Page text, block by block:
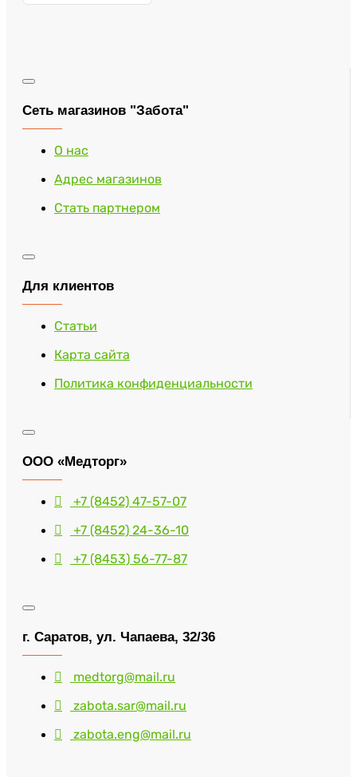
Сеть магазинов "Забота"
О нас
Адрес магазинов
Стать партнером
Для клиентов
Статьи
Карта сайта
Политика конфиденциальности
ООО «Медторг»
+7 (8452) 47-57-07
+7 (8452) 24-36-10
+7 (8453) 56-77-87
г. Саратов, ул. Чапаева, 32/36
medtorg@mail.ru
zabota.sar@mail.ru
zabota.eng@mail.ru